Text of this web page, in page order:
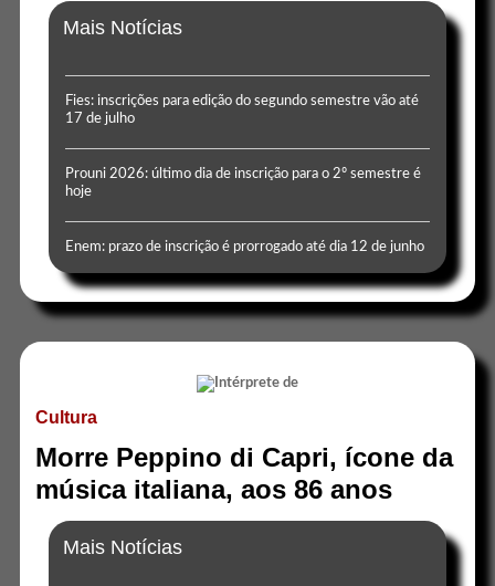
Mais Notícias
Fies: inscrições para edição do segundo semestre vão até
17 de julho
Prouni 2026: último dia de inscrição para o 2º semestre é
hoje
Enem: prazo de inscrição é prorrogado até dia 12 de junho
Cultura
Morre Peppino di Capri, ícone da
música italiana, aos 86 anos
Mais Notícias